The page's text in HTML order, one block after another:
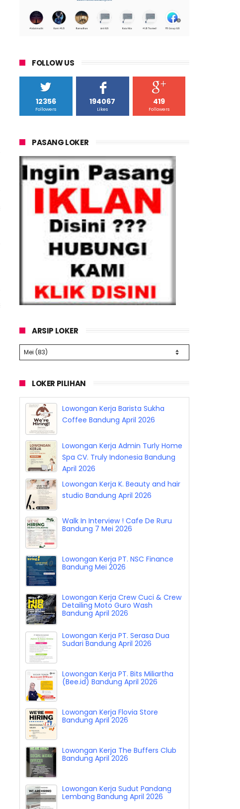
FOLLOW US
12356
Followers
194067
Likes
419
Followers
PASANG LOKER
ARSIP LOKER
LOKER PILIHAN
Lowongan Kerja Barista Sukha
Coffee Bandung April 2026
Lowongan Kerja Admin Turly Home
Spa CV. Truly Indonesia Bandung
April 2026
Lowongan Kerja K. Beauty and hair
studio Bandung April 2026
Walk In Interview ! Cafe De Ruru
Bandung 7 Mei 2026
Lowongan Kerja PT. NSC Finance
Bandung Mei 2026
Lowongan Kerja Crew Cuci & Crew
Detailing Moto Guro Wash
Bandung April 2026
Lowongan Kerja PT. Serasa Dua
Sudari Bandung April 2026
Lowongan Kerja PT. Bits Miliartha
(Bee.id) Bandung April 2026
Lowongan Kerja Flovia Store
Bandung April 2026
Lowongan Kerja The Buffers Club
Bandung April 2026
Lowongan Kerja Sudut Pandang
Lembang Bandung April 2026